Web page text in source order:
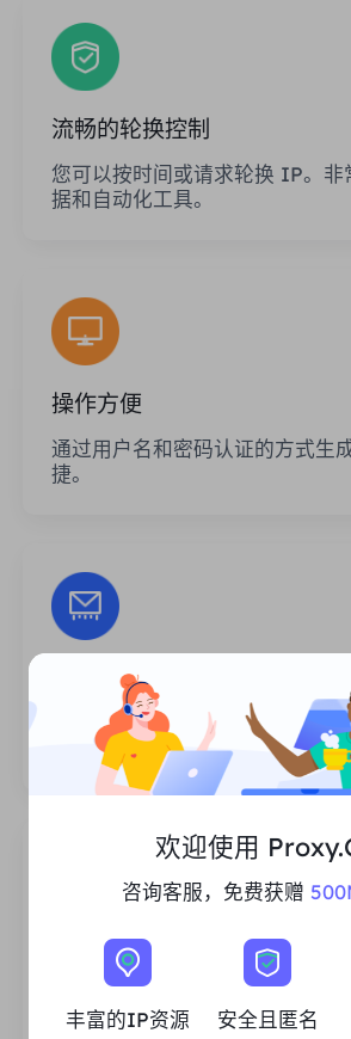
流畅的轮换控制
您可以按时间或请求轮换 IP。非
据和自动化工具。
操作方便
通过用户名和密码认证的方式生
捷。
无限的会话
代理的使用次数或调用频率没有
次生成大量代理。
丰富的住宅IP资源
不断努力扩大现有的代理池，以
欢迎使用
咨询客服，免费获赠
丰富的IP资源 安全且匿名